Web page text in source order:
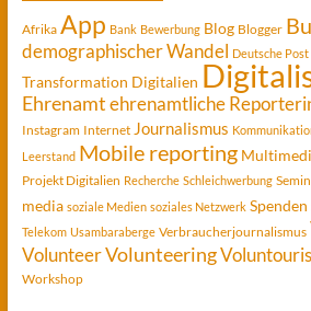
Afrika App Bank Bewerbung Blog Blogger
demographischer Wandel Deutsche Post
Transformation Digitalien
Ehrenamtehrenamtliche
Instagram Internet Journalismus
Leerstand Mobile reporting
Projekt Digitalien Recherche Schleichwerbung
media soziale Medien soziales Netzwerk Spenden
Telekom Usambaraberge Verbraucherjournalismus
VolunteerVolunteering
Workshop